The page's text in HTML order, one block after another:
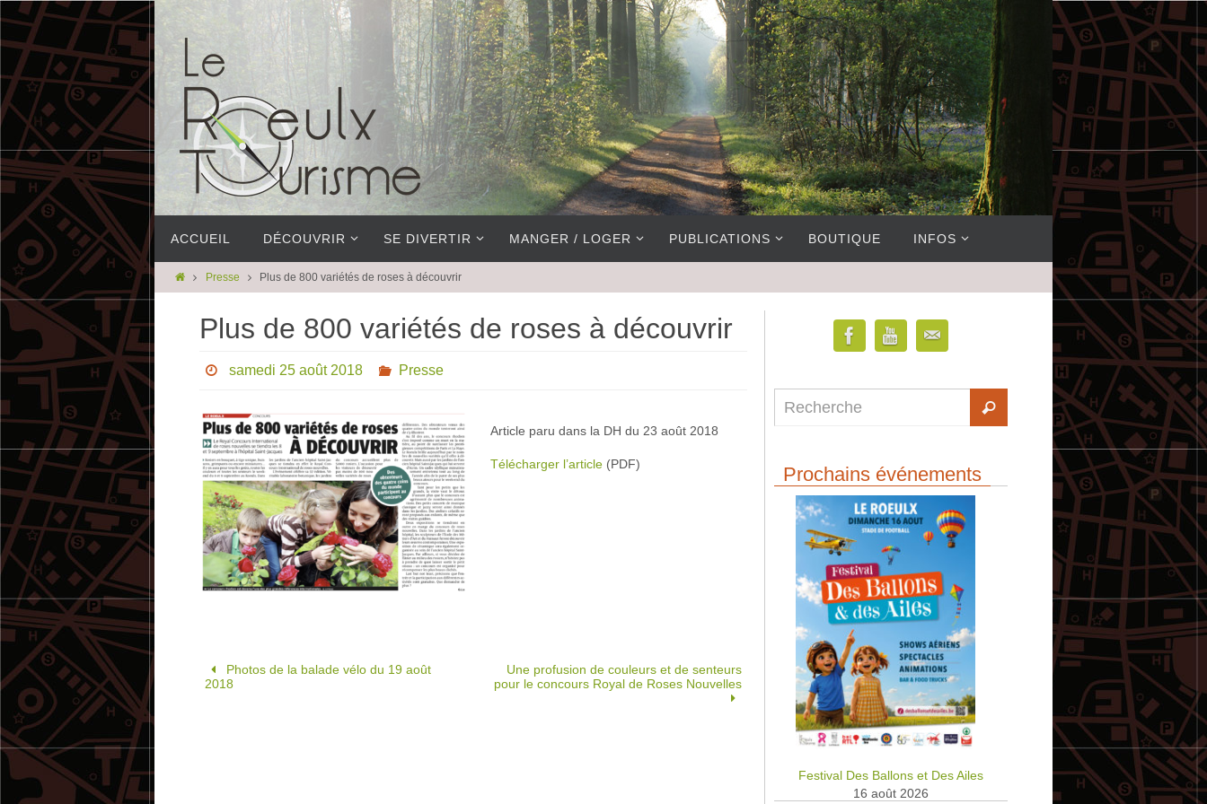
ACCUEIL DÉCOUVRIR SE DIVERTIR MANGER / LOGER PUBLICATIONS BOUTIQUE INFOS
Presse Plus de 800 variétés de roses à découvrir
Plus de 800 variétés de roses à découvrir
samedi 25 août 2018 Presse
Article paru dans la DH du 23 août 2018
Télécharger l’article (PDF)
Photos de la balade vélo du 19 août
2018
Une profusion de couleurs et de senteurs
pour le concours Royal de Roses Nouvelles
Prochains événements
Festival Des Ballons et Des Ailes
16 août 2026